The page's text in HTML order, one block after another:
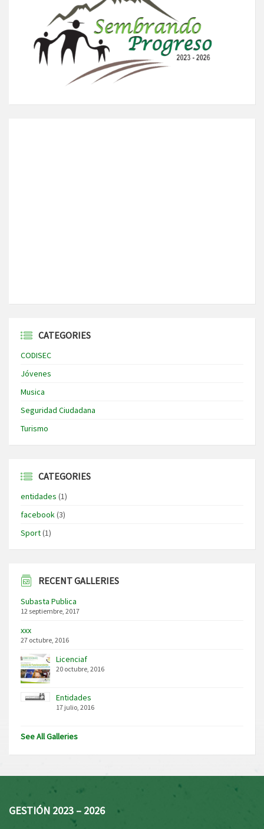
CATEGORIES
CODISEC
Jóvenes
Musica
Seguridad Ciudadana
Turismo
CATEGORIES
entidades (1)
facebook(3)
Sport(1)
RECENT GALLERIES
Subasta Publica
12 septiembre, 2017
xxx
27 octubre, 2016
Licenciaf
20 octubre, 2016
Entidades
17 julio, 2016
See All Galleries
GESTIÓN 2023 – 2026